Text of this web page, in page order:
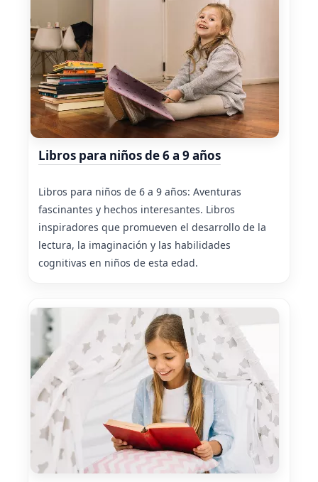
Libros para niños de 6 a 9 años
Libros para niños de 6 a 9 años: Aventuras
fascinantes y hechos interesantes. Libros
inspiradores que promueven el desarrollo de la
lectura, la imaginación y las habilidades
cognitivas en niños de esta edad.